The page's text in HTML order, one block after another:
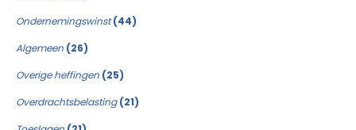
Ondernemingswinst(44)
Algemeen (26)
Overige heffingen (25)
Overdrachtsbelasting(21)